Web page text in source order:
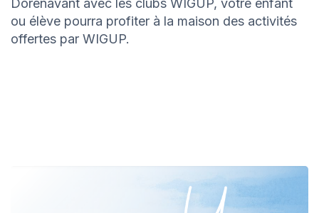
ou élève pourra profiter à la maison des activités
offertes par WIGUP.